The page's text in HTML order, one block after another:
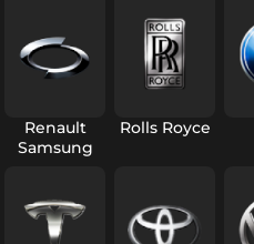
Renault
Samsung
Rolls Royce